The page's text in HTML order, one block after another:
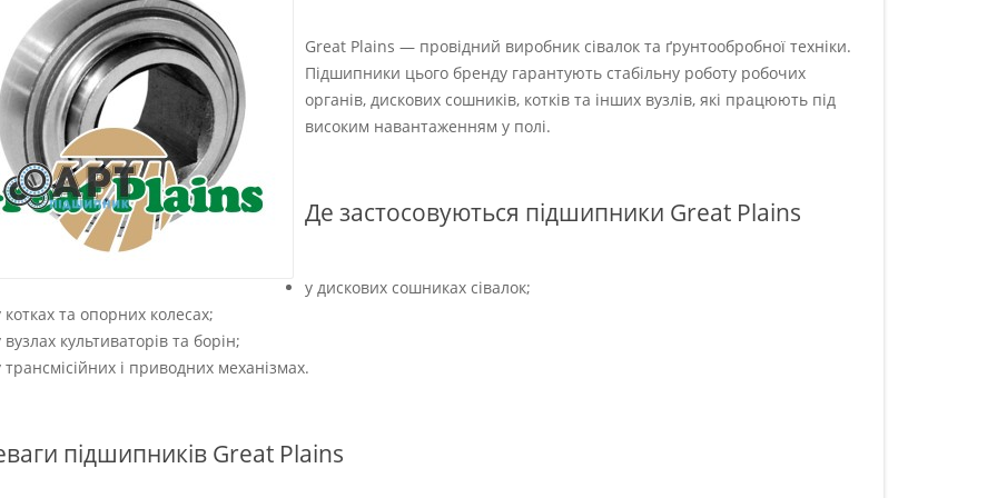
Great Plains — провідний виробник сівалок та ґрунтообробної техніки.
Підшипники цього бренду гарантують стабільну роботу робочих
органів, дискових сошників, котків та інших вузлів, які працюють під
високим навантаженням у полі.
Де застосовуються підшипники Great Plains
у дискових сошниках сівалок;
котках та опорних колесах;
вузлах культиваторів та борін;
трансмісійних і приводних механізмах.
підшипників Great Plains